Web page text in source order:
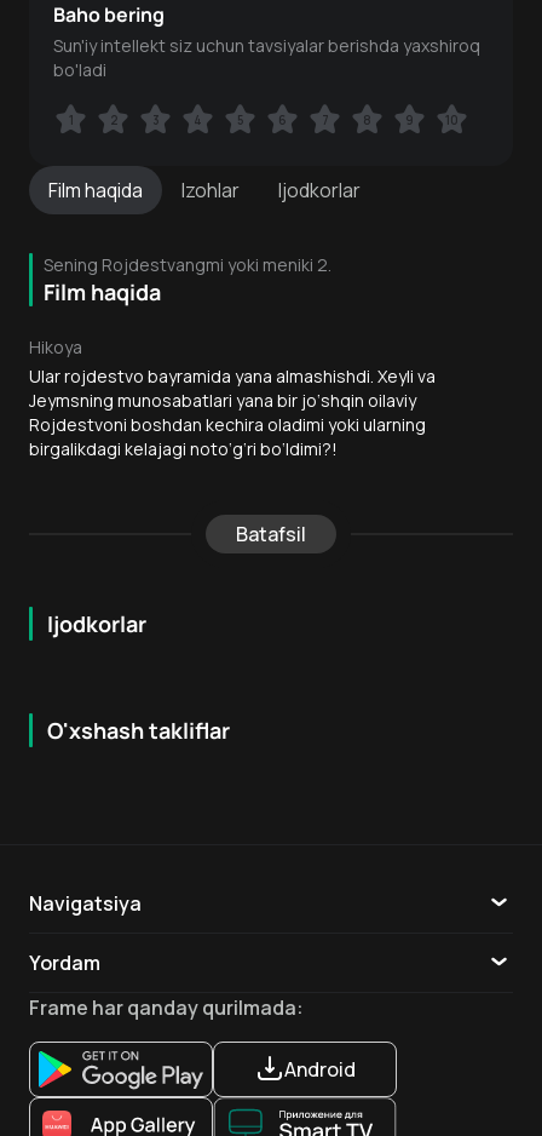
Filmhaqida Izohlar Ijodkorlar
Sening Rojdestvangmi yoki meniki 2.
Film haqida
Hikoya
Ular rojdestvo bayramida yana almashishdi. Xeyli va
Jeymsning munosabatlari yana bir jo‘shqin oilaviy
Rojdestvoni boshdan kechira oladimi yoki ularning
birgalikdagi kelajagi noto‘g‘ri bo‘ldimi?!
Batafsil
Ijodkorlar
Baho bering
Sun'iy intellekt siz uchun tavsiyalar berishda yaxshiroq
bo'ladi
1 2 3 4 5 6 7 8 9 10
1 2 3 4 5 6 7 8 9 10
O'xshash takliflar
18 + 6.3
Navigatsiya
Yordam
Aloqa
Ilovalar
Frame har qanday qurilmada:
Android